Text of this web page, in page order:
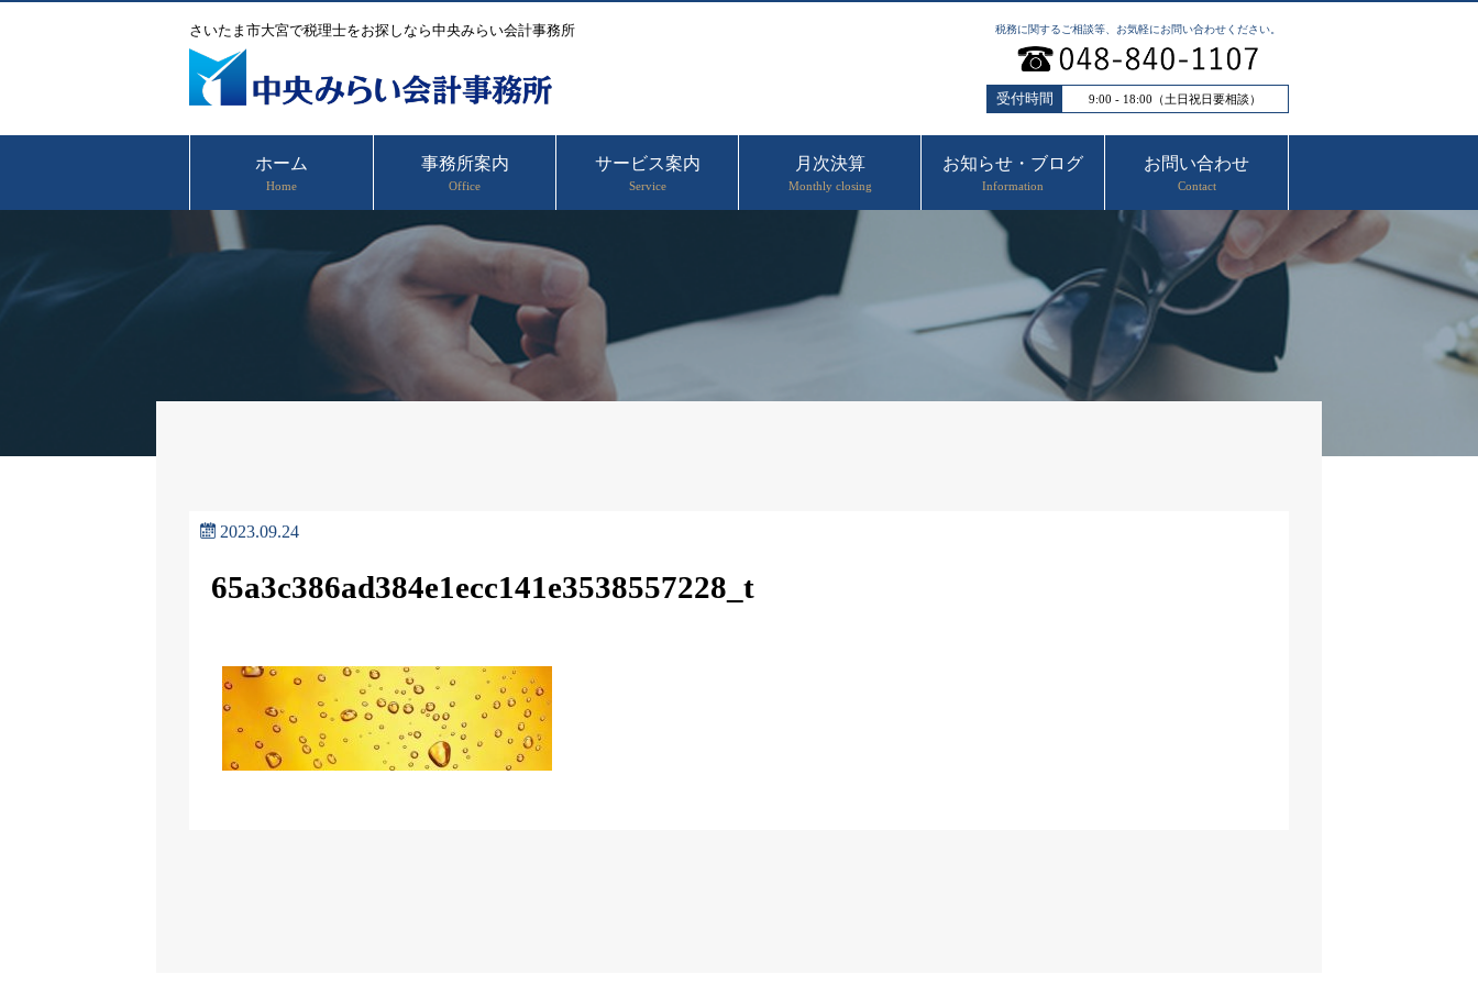
さいたま市大宮で税理士をお探しなら中央みらい会計事務所 税務に関するご相談等、お気軽にお問い合わせください。
受付時間 9:00 - 18:00（土日祝日要相談）
ホーム
Home
事務所案内
Office
サービス案内
Service
月次決算
Monthly closing
お知らせ・ブログ
Information
お問い合わせ
Contact
2023.09.24
65a3c386ad384e1ecc141e3538557228_t